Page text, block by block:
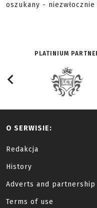
oszukany -
PLATINIUM
O SERWISIE:
Redakcja
History
Adverts and partnership
Terms of use